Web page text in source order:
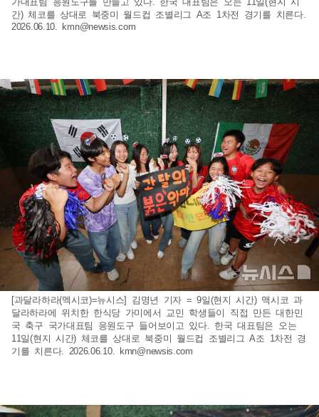
간) 체코를 상대로 북중미 월드컵 조별리그 A조 1차전 경기를 치른다.
2026.06.10. kmn@newsis.com
[과달라하라(멕시코)=뉴시스] 김명년 기자 = 9일(현지 시간) 맥시코 과
달라하라에 위치한 한식당 가미에서 교민 학생들이 직접 만든 대한민
국 축구 국가대표팀 응원도구 들어보이고 있다. 한국 대표팀은 오는
11일(현지 시간) 체코를 상대로 북중미 월드컵 조별리그 A조 1차전 경
기를 치른다. 2026.06.10. kmn@newsis.com